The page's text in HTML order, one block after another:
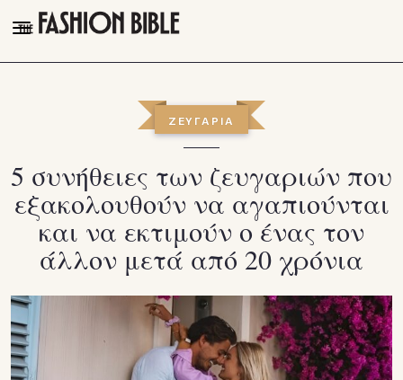
THE FASHION BIBLE
TALK OF THE TOWN
PLEASURES
VIDEOS
Facebook
Instagram
Youtube
ΖΕΥΓΑΡΙΑ
5 συνήθειες των ζευγαριών που
εξακολουθούν να αγαπιούνται
και να εκτιμούν ο ένας τον
άλλον μετά από 20 χρόνια